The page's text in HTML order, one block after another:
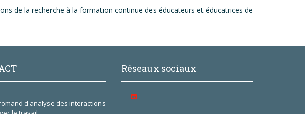
de la recherche à la formation continue des éducateurs et éducatrices de
d'analyse des interactions
Réseaux sociaux